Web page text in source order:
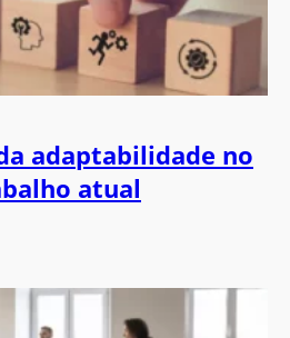
adaptabilidade no
atual